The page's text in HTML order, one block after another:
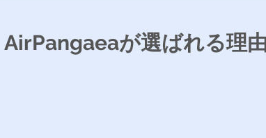
AirPangaeaが選ばれる理